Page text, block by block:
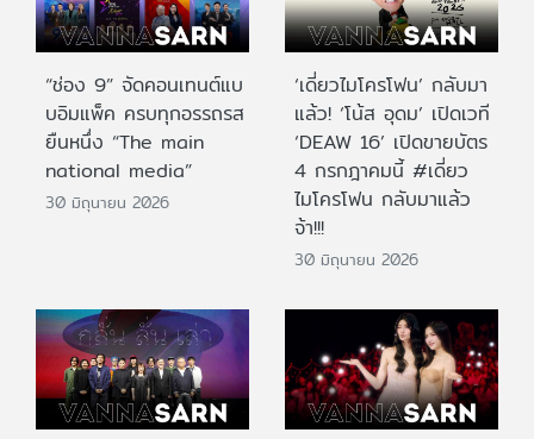
“ช่อง 9” จัดคอนเทนต์แบ
บอิมแพ็ค ครบทุกอรรถรส
ยืนหนึ่ง “The main
national media”
30 มิถุนายน 2026
‘เดี่ยวไมโครโฟน’ กลับมา
แล้ว! ‘โน้ส อุดม’ เปิดเวที
‘DEAW 16’ เปิดขายบัตร
4 กรกฎาคมนี้ #เดี่ยว
ไมโครโฟน กลับมาแล้ว
จ้า!!!
30 มิถุนายน 2026